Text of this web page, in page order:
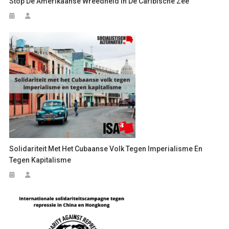
Solidariteit Met Het Cubaanse Volk Tegen Imperialisme En
Tegen Kapitalisme